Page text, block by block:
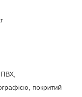
покритий